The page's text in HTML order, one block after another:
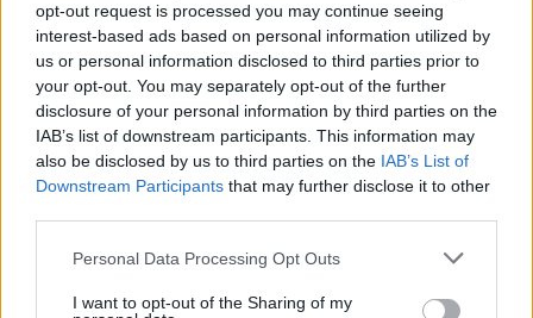
opt-out request is processed you may continue seeing
interest-based ads based on personal information utilized by
us or personal information disclosed to third parties prior to
your opt-out. You may separately opt-out of the further
disclosure of your personal information by third parties on the
IAB’s list of downstream participants. This information may
also be disclosed by us to third parties on the IAB’s List of
Downstream Participants that may further disclose it to other
Please note that this website/app uses one or more Google
not limited to your visit or usage behaviour. You may click to
Personal Data Processing Opt Outs
I want to opt-out of the Sharing of my